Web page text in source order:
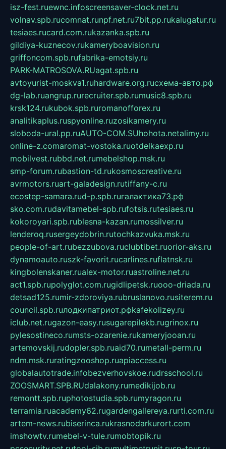
isz-fest.ruewnc.infoscreensaver-clock.net.ru
volnav.spb.rucomnat.runpf.net.ru7bit.pp.rukalugatur.ru
tesiaes.rucard.com.rukazanka.spb.ru
gildiya-kuznecov.rukameryboavision.ru
griffoncom.spb.rufabrika-emotsiy.ru
PARK-MATROSOVA.RUagat.spb.ru
avtoyurist-moskva1.ruhardware.org.ruсхема-авто.рф
dg-lab.ruangrup.rurecruiter.spb.rumusic8.spb.ru
krsk124.rukubok.spb.ruromanofforex.ru
analitikaplus.ruspyonline.ruzosikamery.ru
sloboda-ural.pp.ruAUTO-COM.SUhohota.netalimy.ru
online-z.comaromat-vostoka.ruotdelkaexp.ru
mobilvest.rubbd.net.rumebelshop.msk.ru
smp-forum.rubastion-td.rukosmoscreative.ru
avrmotors.ruart-galadesign.rutiffany-c.ru
ecostep-samara.rud-p.spb.ruгалактика73.рф
sko.com.rudavitamebel-spb.rufotsis.rutesiaes.ru
kokoroyari.spb.rublesna-kazan.rumossilver.ru
lenderoq.rusergeydobrin.rutochkazvuka.msk.ru
people-of-art.rubezzubova.ruclubtibet.ruorior-aks.ru
dynamoauto.ruszk-favorit.rucarlines.ruflatnsk.ru
kingbolenskaner.rualex-motor.ruastroline.net.ru
act1.spb.rupolyglot.com.rugidlipetsk.ruooo-driada.ru
detsad125.rumir-zdoroviya.rubruslanovo.rusiterem.ru
council.spb.ruлодкипатриот.рфkafekolizey.ru
iclub.net.rugazon-easy.rusugarepilekb.rugrinox.ru
pylesostineco.rumsts-ozarenie.rukameryjooan.ru
artemovskij.rudopler.spb.ruaid70.rumetall-perm.ru
ndm.msk.ruratingzooshop.ruapiaccess.ru
globalautotrade.infobezverhovskoe.rudrsschool.ru
ZOOSMART.SPB.RUdalakony.rumedikijob.ru
remontt.spb.ruphotostudia.spb.rumyragon.ru
terramia.ruacademy62.rugardengallereya.rurti.com.ru
artem-news.rubiserinca.rukrasnodarkurort.com
imshowtv.rumebel-v-tule.rumobtopik.ru